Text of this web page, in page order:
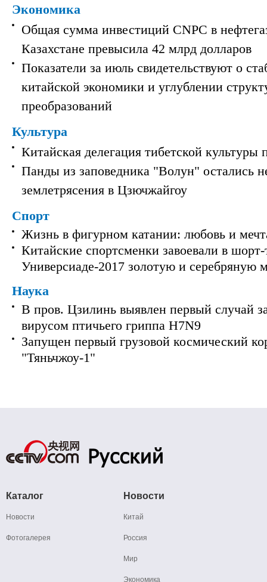
Экономика
Общая сумма инвестиций CNPC в
Казахстане превысила 42 млрд долларов
Показатели за июль свидетельствуют о
китайской экономики и углублении
преобразований
Культура
Китайская делегация тибетской культуры
Панды из заповедника "Волун" остались
землетрясения в Цзючжайгоу
Спорт
Жизнь в фигурном катании: любовь и
Китайские спортсменки завоевали в шорт-
Универсиаде-2017 золотую и серебряную
Наука
В пров. Цзилинь выявлен первый случай
вирусом птичьего гриппа H7N9
Запущен первый грузовой космический
"Тяньчжоу-1"
Каталог
Новости
Фотогалерея
Новости
Китай
Россия
Мир
Экономика